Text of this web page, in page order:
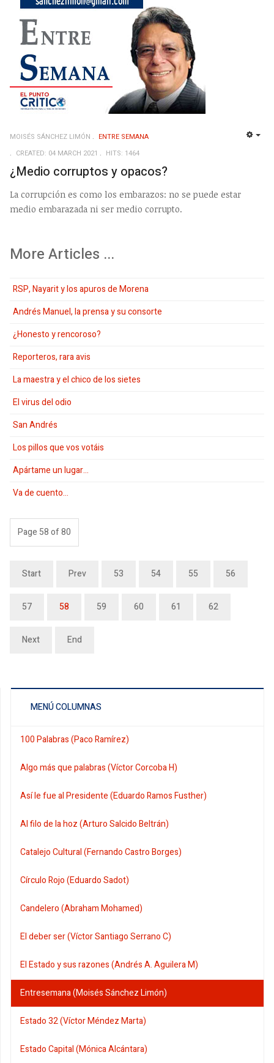
MOISÉS SÁNCHEZ LIMÓN
ENTRE SEMANA
CREATED: 04 MARCH 2021
HITS: 1464
¿Medio corruptos y opacos?
La corrupción es como los embarazos: no se puede estar
medio embarazada ni ser medio corrupto.
More Articles ...
RSP, Nayarit y los apuros de Morena
Andrés Manuel, la prensa y su consorte
¿Honesto y rencoroso?
Reporteros, rara avis
La maestra y el chico de los sietes
El virus del odio
San Andrés
Los pillos que vos votáis
Apártame un lugar…
Va de cuento…
Page 58 of 80
Start Prev 53 54 55 56
57 58 59 60 61 62
Next End
MENÚ COLUMNAS
100 Palabras (Paco Ramírez)
Algo más que palabras (Víctor Corcoba H)
Así le fue al Presidente (Eduardo Ramos Fusther)
Al filo de la hoz (Arturo Salcido Beltrán)
Catalejo Cultural (Fernando Castro Borges)
Círculo Rojo (Eduardo Sadot)
Candelero (Abraham Mohamed)
El deber ser (Víctor Santiago Serrano C)
El Estado y sus razones (Andrés A. Aguilera M)
Entresemana (Moisés Sánchez Limón)
Estado 32 (Víctor Méndez Marta)
Estado Capital (Mónica Alcántara)